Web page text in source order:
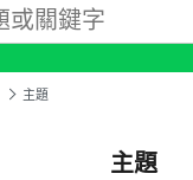
主題
主題